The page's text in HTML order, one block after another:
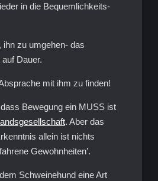
in die Bequemlichkeits-
ihn zu umgehen- das
Dauer.
mit ihm zu finden!
Bewegung ein MUSS ist
. Aber das
allein ist nichts
Gewohnheiten’.
Schweinehund eine Art